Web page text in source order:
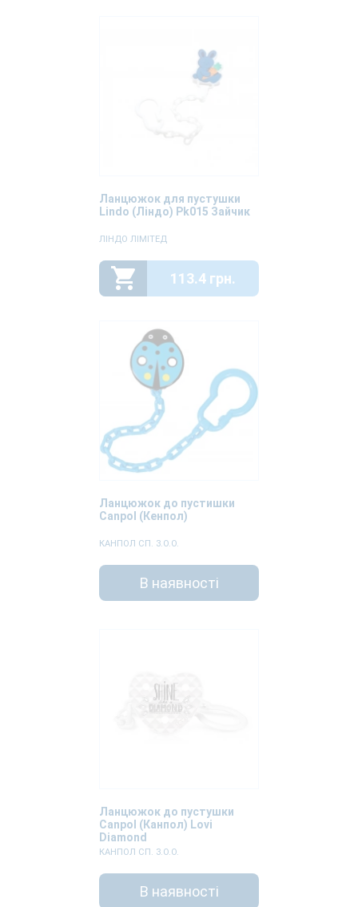
Ланцюжок для пустушки
Lindo (Ліндо) Pk015 Зайчик
ЛІНДО ЛІМІТЕД
113.4 грн.
Ланцюжок до пустишки
Canpol (Кенпол)
КАНПОЛ СП. З.О.О.
В наявності
Ланцюжок до пустушки
Canpol (Канпол) Lovi
Diamond
КАНПОЛ СП. З.О.О.
В наявності